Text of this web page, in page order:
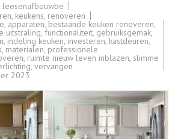
leesenafbouwbe
, keukens, renoveren
, apparaten, bestaande keuken renoveren,
uitstraling, functionaliteit, gebruiksgemak,
, indeling keuken, investeren, kastdeuren,
, materialen, professionele
, ruimte nieuw leven inblazen, slimme
, vervangen
2023